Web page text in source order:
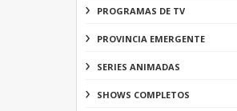
PROGRAMAS DE TV
PROVINCIA EMERGENTE
SERIES ANIMADAS
SHOWS COMPLETOS